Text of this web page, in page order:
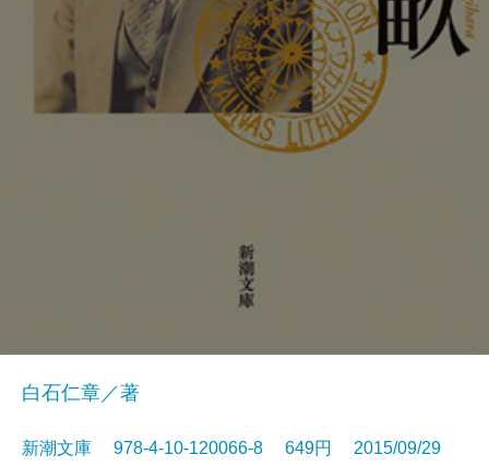
白石仁章／著
新潮文庫 978-4-10-120066-8 649円 2015/09/29